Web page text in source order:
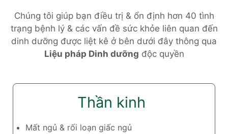
Chúng tôi giúp bạn điều trị & ổn định hơn 40 tình
trạng bệnh lý & các vấn đề sức khỏe liên quan đến
dinh dưỡng được liệt kê ở bên dưới đây thông qua
Liệu pháp Dinh dưỡng độc quyền
Thần kinh
Mất ngủ & rối loạn giấc ngủ